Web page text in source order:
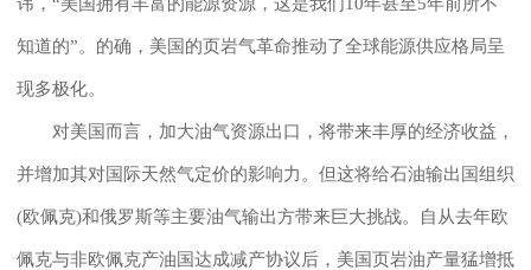
知道的”。的确，美国的页岩气革命推动了全球能源供应格局呈
现多极化。
对美国而言，加大油气资源出口，将带来丰厚的经济收益，
并增加其对国际天然气定价的影响力。但这将给石油输出国组织
(欧佩克)和俄罗斯等主要油气输出方带来巨大挑战。自从去年欧
佩克与非欧佩克产油国达成减产协议后，美国页岩油产量猛增抵